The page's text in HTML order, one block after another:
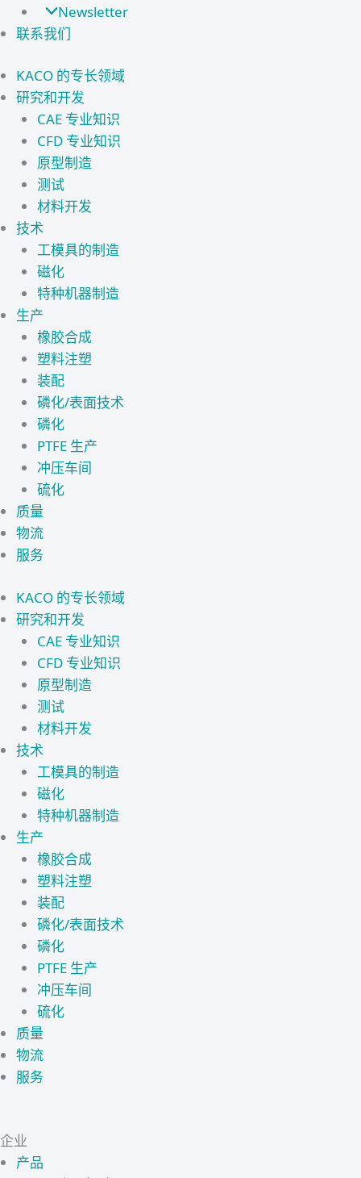
Newsletter
联系我们
KACO 的专长领域
研究和开发
CAE 专业知识
CFD 专业知识
原型制造
测试
材料开发
技术
工模具的制造
磁化
特种机器制造
生产
橡胶合成
塑料注塑
装配
磷化/表面技术
磷化
PTFE 生产
冲压车间
硫化
质量
物流
服务
KACO 的专长领域
研究和开发
CAE 专业知识
CFD 专业知识
原型制造
测试
材料开发
技术
工模具的制造
磁化
特种机器制造
生产
橡胶合成
塑料注塑
装配
磷化/表面技术
磷化
PTFE 生产
冲压车间
硫化
质量
物流
服务
企业
产品